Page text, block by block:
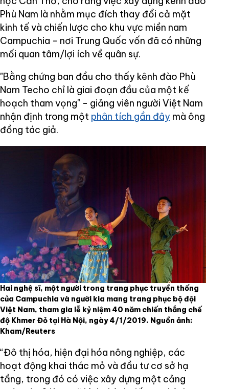
Phù Nam là nhằm mục đích thay đổi cả mặt
kinh tế và chiến lược cho khu vực miền nam
Campuchia - nơi Trung Quốc vốn đã có những
mối quan tâm/lợi ích về quân sự.
"Bằng chứng ban đầu cho thấy kênh đào Phù
Nam Techo chỉ là giai đoạn đầu của một kế
hoạch tham vọng" - giảng viên người Việt Nam
nhận định trong một phân tích gần đây mà ông
đồng tác giả.
Hai nghệ sĩ, một người trong trang phục truyền thống
của Campuchia và người kia mang trang phục bộ đội
Việt Nam, tham gia lễ kỷ niệm 40 năm chiến thắng chế
độ Khmer Đỏ tại Hà Nội, ngày 4/1/2019. Nguồn ảnh:
Kham/Reuters
“Đô thị hóa, hiện đại hóa nông nghiệp, các
hoạt động khai thác mỏ và đầu tư cơ sở hạ
tầng, trong đó có việc xây dựng một cảng